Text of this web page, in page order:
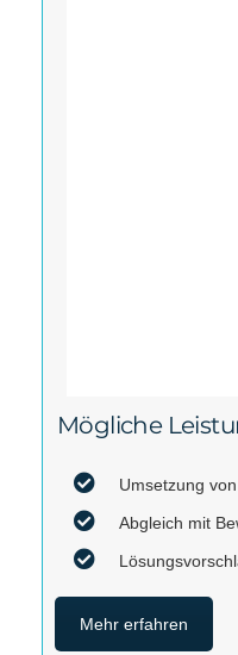
Mögliche
Umsetzung
Abgleich mit
Mehr erfahren